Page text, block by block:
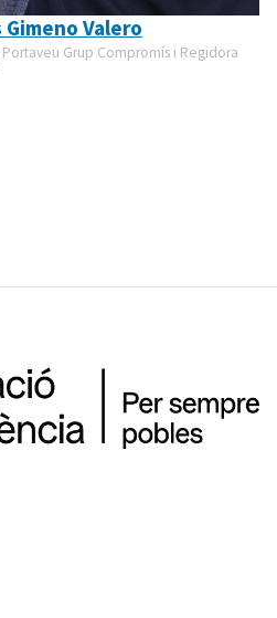
Gimeno Valero
Grup Compromís i Regidora